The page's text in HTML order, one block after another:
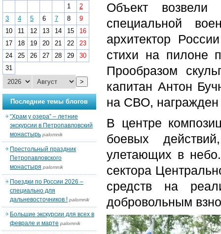
Объект возвели
специальной
архитектор
стихи на пилоне
Прообразом
капитан Антон
на СВО,
В центре
боевых
улетающих в
сектора
средств на
добровольным
1
2
3
4 5 6 7 8
9
10
11 12 13 14 15
16
17
18 19 20 21 22
23
24
25 26 27 28 29
30
31
>
Последние темы блогов
“Храм у озера” – летние
экскурсии в Петропавловский
монастырь palomnik
Престольный праздник
Петропавловского
монастыря palomnik
Поездки по России 2026 –
специально для
дальневосточников ! palomnik
Большие экскурсии для всех в
феврале и марте palomnik